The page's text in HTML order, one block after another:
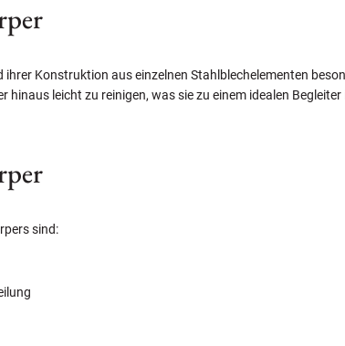
Konstruktion aus einzelnen Stahlblechelementen
hinaus leicht zu reinigen, was sie zu einem idealen
sind: